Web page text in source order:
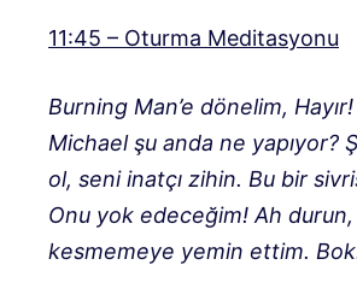
11:45 – Oturma Meditasyonu
Burning Man’e dönelim,
Michael şu anda ne yapıyor?
ol, seni inatçı zihin. Bu bir
Onu yok edeceğim! Ah
kesmemeye yemin ettim.